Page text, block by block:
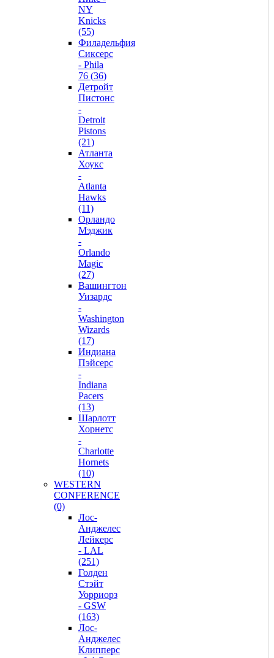
NY
Knicks
(55)
Филадельфия
Сиксерс
- Phila
76 (36)
Детройт
Пистонс
-
Detroit
Pistons
(21)
Атланта
Хоукс
-
Atlanta
Hawks
(11)
Орландо
Мэджик
-
Orlando
Magic
(27)
Вашингтон
Уизардс
-
Washington
Wizards
(17)
Индиана
Пэйсерс
-
Indiana
Pacers
(13)
Шарлотт
Хорнетс
-
Charlotte
Hornets
(10)
WESTERN
CONFERENCE
(0)
Лос-
Анджелес
Лейкерс
- LAL
(251)
Голден
Стэйт
Уорриорз
- GSW
(163)
Лос-
Анджелес
Клипперс